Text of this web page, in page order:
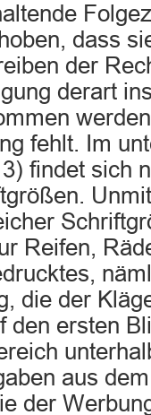
dass
der
derart
fehlt. Im
findet sich
Reifen,
die der
den ersten
aus
der